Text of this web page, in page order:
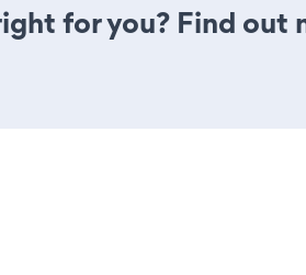
for you? Find